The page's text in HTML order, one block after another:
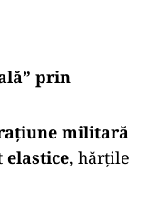
prin
militară
elastice, hărțile